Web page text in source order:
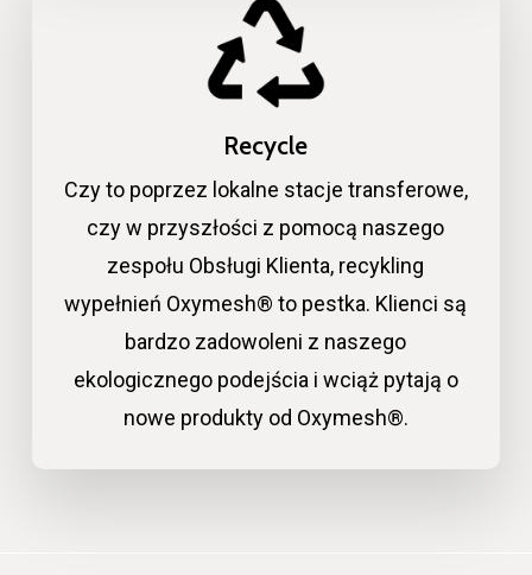
Recycle
Czy to poprzez lokalne stacje transferowe,
czy w przyszłości z pomocą naszego
zespołu Obsługi Klienta, recykling
wypełnień Oxymesh® to pestka. Klienci są
bardzo zadowoleni z naszego
ekologicznego podejścia i wciąż pytają o
nowe produkty od Oxymesh®.